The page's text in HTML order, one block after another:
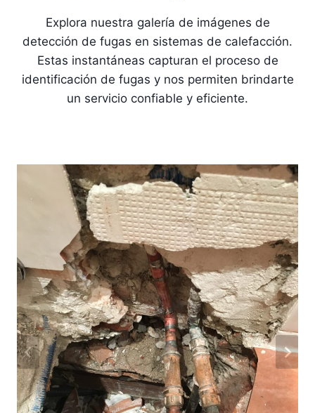
Explora nuestra galería de imágenes de
detección de fugas en sistemas de calefacción.
Estas instantáneas capturan el proceso de
identificación de fugas y nos permiten brindarte
un servicio confiable y eficiente.